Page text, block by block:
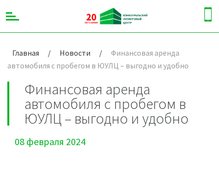
Главная / Новости /
Финансовая аренда
автомобиля с пробегом в ЮУЛЦ – выгодно и удобно
Финансовая аренда
автомобиля с пробегом в
ЮУЛЦ – выгодно и удобно
08 февраля 2024